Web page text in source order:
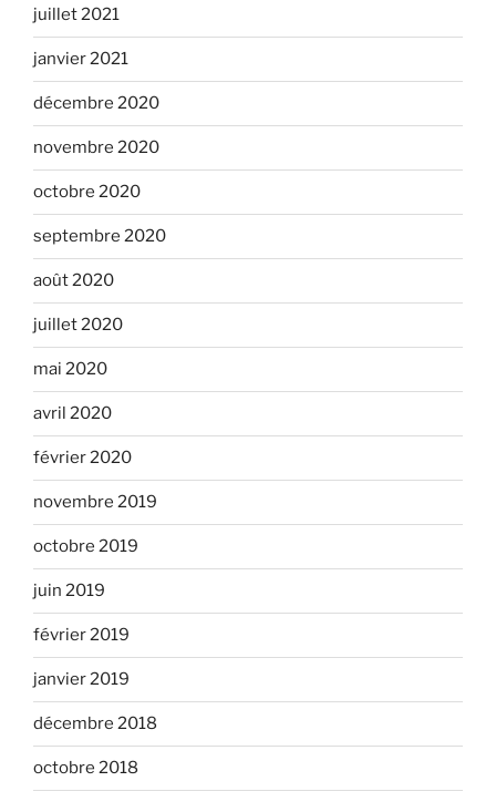
juillet 2021
janvier 2021
décembre 2020
novembre 2020
octobre 2020
septembre 2020
août 2020
juillet 2020
mai 2020
avril 2020
février 2020
novembre 2019
octobre 2019
juin 2019
février 2019
janvier 2019
décembre 2018
octobre 2018